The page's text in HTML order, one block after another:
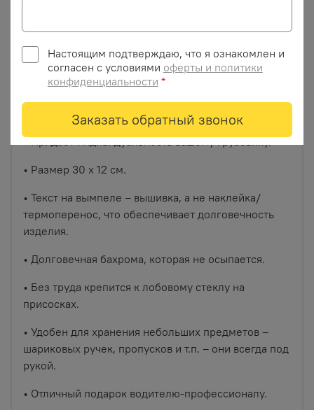
Описание
вышивкой и отделкой бахромой.
• Придает индивидуальность вашему грузовику.
• Размер 30 х 12 см.
• Текст на вымпеле – вышивка, а не наклейка/
термоперенос, что обеспечивает долговечность
изделия.
• Долговечная бахрома, которая не осыпается.
• Без труда крепится к лобовому стеклу на
присосках.
• Удобен для хранения небольших предметов –
шариковых ручек, пропусков и т.п. – они всегда под
рукой.
• Отличный подарок водителю-профессионалу.
Настоящим подтверждаю, что я ознакомлен и
согласен с условиями оферты и политики
конфиденциальности *
Заказать обратный звонок